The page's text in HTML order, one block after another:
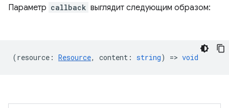
Параметр callback выглядит следующим образом:
(resource : Resource, content : string) => void